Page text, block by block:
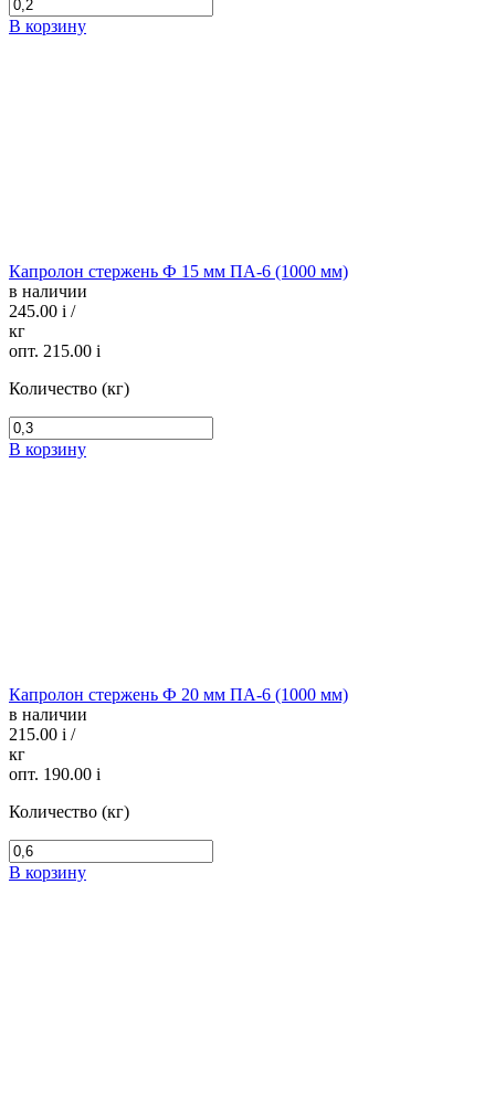
В корзину
Капролон стержень Ф 15 мм ПА-6 (1000 мм)
в наличии
245.00 i /
кг
опт. 215.00 i
Количество (кг)
В корзину
Капролон стержень Ф 20 мм ПА-6 (1000 мм)
в наличии
215.00 i /
кг
опт. 190.00 i
Количество (кг)
В корзину